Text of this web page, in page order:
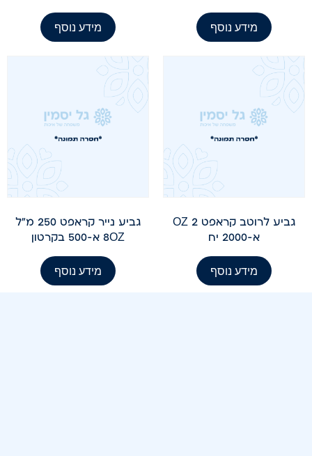
מידע נוסף מידע נוסף
גביע לרוטב קראפט 2 OZ
א-2000 יח
מידע נוסף
גביע נייר קראפט 250 מ"ל
8OZ א-500 בקרטון
מידע נוסף